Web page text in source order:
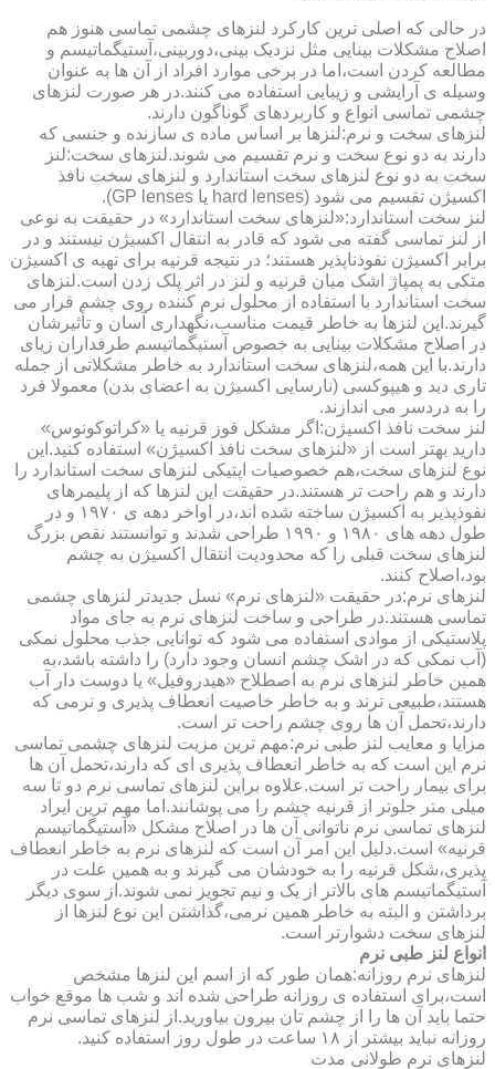
در حالی که اصلی ترین کارکرد لنزهای چشمی تماسی هنوز هم
اصلاح مشکلات بینایی مثل نزدیک بینی،دوربینی،آستیگماتیسم و
مطالعه کردن است،اما در برخی موارد افراد از آن ها به عنوان
وسیله ی آرایشی و زیبایی استفاده می کنند.در هر صورت لنزهای
چشمی تماسی انواع و کاربردهای گوناگون دارند.
لنزهای سخت و نرم:لنزها بر اساس ماده ی سازنده و جنسی که
دارند به دو نوع سخت و نرم تقسیم می شوند.لنزهای سخت:لنز
سخت به دو نوع لنزهای سخت استاندارد و لنزهای سخت نافذ
اکسیژن تقسیم می شود (hard lenses یا GP lenses).
لنز سخت استاندارد:«لنزهای سخت استاندارد» در حقیقت به نوعی
از لنز تماسی گفته می شود که قادر به انتقال اکسیژن نیستند و در
برابر اکسیژن نفوذناپذیر هستند؛ در نتیجه قرنیه برای تهیه ی اکسیژن
متکی به پمپاژ اشک میان قرنیه و لنز در اثر پلک زدن است.لنزهای
سخت استاندارد با استفاده از محلول نرم کننده روی چشم قرار می
گیرند.این لنزها به خاطر قیمت مناسب،نگهداری آسان و تأثیرشان
در اصلاح مشکلات بینایی به خصوص آستیگماتیسم طرفداران زیای
دارند.با این همه،لنزهای سخت استاندارد به خاطر مشکلاتی از جمله
تاری دید و هیپوکسی (نارسایی اکسیژن به اعضای بدن) معمولا فرد
را به دردسر می اندازند.
لنز سخت نافذ اکسیژن:اگر مشکل قوز قرنیه یا «کراتوکونوس»
دارید بهتر است از «لنزهای سخت نافذ اکسیژن» استفاده کنید.این
نوع لنزهای سخت،هم خصوصیات اپتیکی لنزهای سخت استاندارد را
دارند و هم راحت تر هستند.در حقیقت این لنزها که از پلیمرهای
نفوذپذیر به اکسیژن ساخته شده اند،در اواخر دهه ی ۱۹۷۰ و در
طول دهه های ۱۹۸۰ و ۱۹۹۰ طراحی شدند و توانستند نقص بزرگ
لنزهای سخت قبلی را که محدودیت انتقال اکسیژن به چشم
بود،اصلاح کنند.
لنزهای نرم:در حقیقت «لنزهای نرم» نسل جدیدتر لنزهای چشمی
تماسی هستند.در طراحی و ساخت لنزهای نرم به جای مواد
پلاستیکی از موادی استفاده می شود که توانایی جذب محلول نمکی
(آب نمکی که در اشک چشم انسان وجود دارد) را داشته باشد،به
همین خاطر لنزهای نرم به اصطلاح «هیدروفیل» یا دوست دار آب
هستند،طبیعی ترند و به خاطر خاصیت انعطاف پذیری و نرمی که
دارند،تحمل آن ها روی چشم راحت تر است.
مزایا و معایب لنز طبی نرم:مهم ترین مزیت لنزهای چشمی تماسی
نرم این است که به خاطر انعطاف پذیری ای که دارند،تحمل آن ها
برای بیمار راحت تر است.علاوه براین لنزهای تماسی نرم دو تا سه
میلی متر جلوتر از قرنیه چشم را می پوشانند.اما مهم ترین ایراد
لنزهای تماسی نرم ناتوانی آن ها در اصلاح مشکل «آستیگماتیسم
قرنیه» است.دلیل این امر آن است که لنزهای نرم به خاطر انعطاف
پذیری،شکل قرنیه را به خودشان می گیرند و به همین علت در
آستیگماتیسم های بالاتر از یک و نیم تجویز نمی شوند.از سوی دیگر
برداشتن و البته به خاطر همین نرمی،گذاشتن این نوع لنزها از
لنزهای سخت دشوارتر است.
انواع لنز طبی نرم
لنزهای نرم روزانه:همان طور که از اسم این لنزها مشخص
است،برای استفاده ی روزانه طراحی شده اند و شب ها موقع خواب
حتما باید آن ها را از چشم تان بیرون بیاورید.از لنزهای تماسی نرم
روزانه نباید بیشتر از ۱۸ ساعت در طول روز استفاده کنید.
لنزهای نرم طولانی مدت